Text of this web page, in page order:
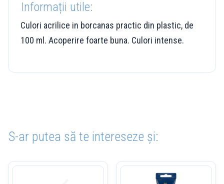
Informații utile:
Culori acrilice in borcanas practic din plastic, de
100 ml. Acoperire foarte buna. Culori intense.
S-ar putea să te intereseze și: